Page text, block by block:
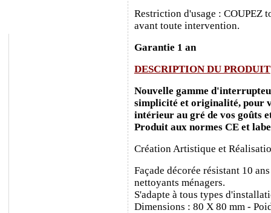
Restriction d'usage : COUPEZ
avant toute intervention.
Garantie 1 an
DESCRIPTION DU PRODUIT
Nouvelle gamme
simplicité et originalité, pour
intérieur au gré de vos goûts
Produit aux normes CE et
Création Artistique et
Façade décorée résistant 10
nettoyants ménagers.
S'adapte à tous types
Dimensions : 80 X 80 mm -